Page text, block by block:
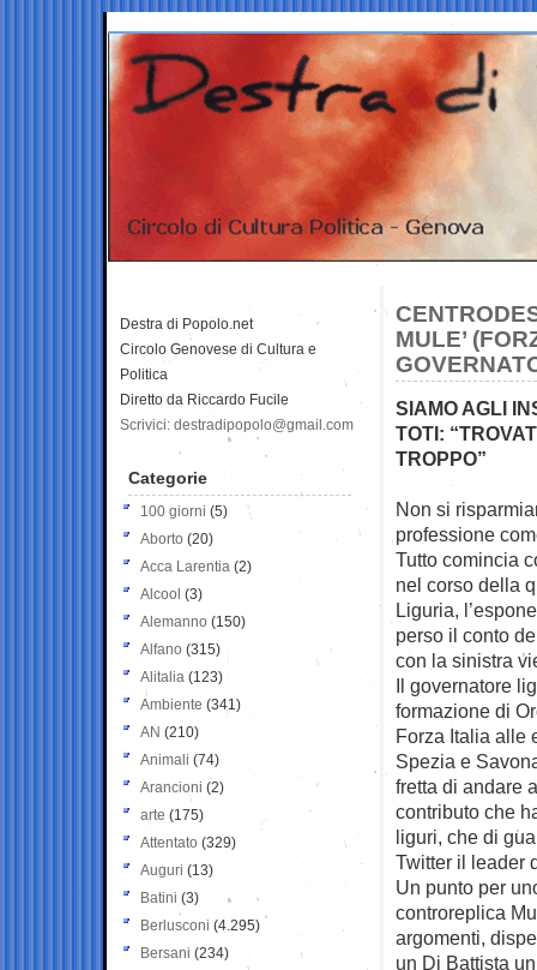
MULE’
SIAMO AGLI
TOTI:
TROPPO”
Non si
professione
Tutto comincia
nel corso della
Liguria,
perso il conto
con la sinistra
Il governatore
formazione di
Forza Italia alle
Spezia e
fretta di andare
contributo che
liguri, che di
Twitter il leader
Un punto per
controreplica
argomenti,
un Di Battista
Destra di Popolo.net
Circolo Genovese di Cultura e
Politica
Diretto da Riccardo Fucile
Scrivici: destradipopolo@gmail.com
Categorie
100 giorni (5)
Aborto (20)
Acca Larentia (2)
Alcool (3)
Alemanno (150)
Alfano (315)
Alitalia (123)
Ambiente (341)
AN (210)
Animali (74)
Arancioni (2)
arte (175)
Attentato (329)
Auguri (13)
Batini (3)
Berlusconi (4.295)
Bersani (234)